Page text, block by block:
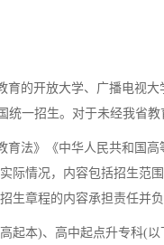
的开放大学、广播电视
统一招生。对于未经我省
法》《中华人民共和国
际情况，内容包括招生范
生章程的内容承担责任并
起本)、高中起点升专科(